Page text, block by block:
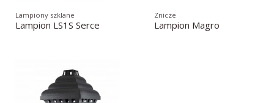
Lampiony szklane
Lampion LS1S Serce
Znicze
Lampion Magro